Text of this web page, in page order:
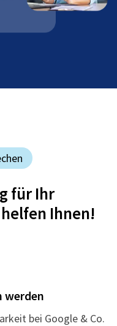
für Ihr
Ihnen!
werden
bei Google & Co.